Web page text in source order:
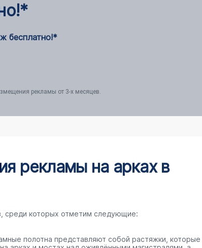
бесплатно!*
рекламы от 3-х месяцев.
рекламы на арках в
среди которых отметим следующие:
полотна представляют собой растяжки, которые